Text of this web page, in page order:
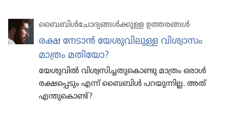
ബൈബിൾചോ​ദ്യ​ങ്ങൾക്കുള്ള ഉത്തരങ്ങൾ
രക്ഷ നേടാൻ യേശുവിലുള്ള വിശ്വാസം
മാത്രം മതിയോ?
യേശുവിൽ വിശ്വസിച്ചതുകൊണ്ടു മാത്രം ഒരാൾ
രക്ഷപ്പെടും എന്ന്‌ ബൈബിൾ പറയുന്നില്ല. അത്‌
എന്തുകൊണ്ട്‌?